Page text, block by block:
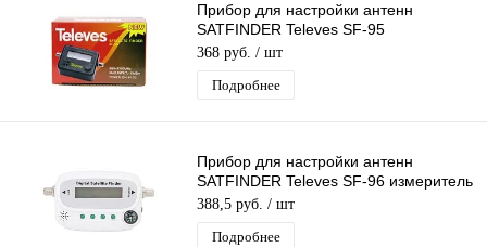
Прибор для настройки антенн
SATFINDER Televes SF-95
стрелочный измеритель спутникового
сигнала
368 руб. / шт
Подробнее
Прибор для настройки антенн
SATFINDER Televes SF-96 измеритель
спутникового сигнала c ЖК-экраном
388,5 руб. / шт
Подробнее